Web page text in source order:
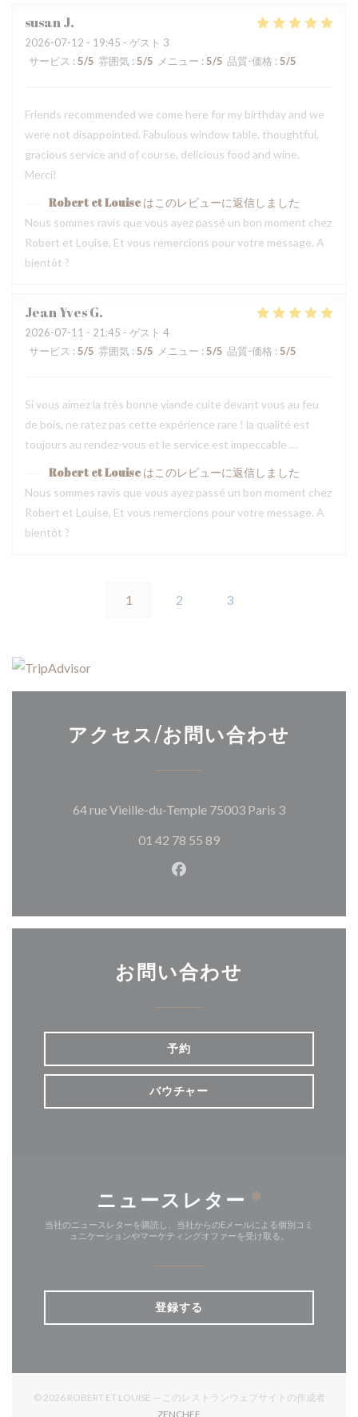
susanJ
2026-07-12 - 19:45 - ゲスト 3
サービス : 5/5 雰囲気 : 5/5 メニュー : 5/5 品質-価格 : 5/5
Friends recommended we come here for my birthday and we
were not disappointed. Fabulous window table, thoughtful,
gracious service and of course, delicious food and wine.
Merci!
Robert et Louise はこのレビューに返信しました
Nous sommes ravis que vous ayez passé un bon moment chez
Robert et Louise, Et vous remercions pour votre message. A
bientôt ?
Jean YvesG
2026-07-11 - 21:45 - ゲスト 4
サービス : 5/5 雰囲気 : 5/5 メニュー : 5/5 品質-価格 : 5/5
Si vous aimez la très bonne viande cuite devant vous au feu
de bois, ne ratez pas cette expérience rare ! la qualité est
toujours au rendez-vous et le service est impeccable …
Robert et Louise はこのレビューに返信しました
Nous sommes ravis que vous ayez passé un bon moment chez
Robert et Louise, Et vous remercions pour votre message. A
bientôt ?
1 2 3
アクセス/お問い合わせ
64 rue Vieille-du-Temple 75003 Paris 3((新しいウ
01 42 78 55 89
Facebook ((新しいウィン
お問い合わせ
予約
バウチャー
ニュースレター *
当社のニュースレターを購読し、当社からのEメールによる個別コミ
ュニケーションやマーケティングオファーを受け取る。
登録する
© 2026 ROBERT ET LOUISE — このレストランウェブサイトの作成者
ZENCHEF